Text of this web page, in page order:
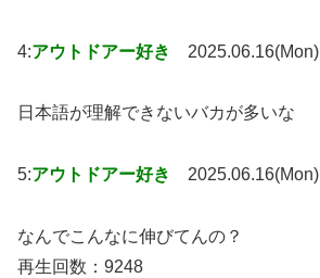
4:アウトドアー好き 2025.06.16(Mon)
日本語が理解できないバカが多いな
5:アウトドアー好き 2025.06.16(Mon)
なんでこんなに伸びてんの？
再生回数：9248